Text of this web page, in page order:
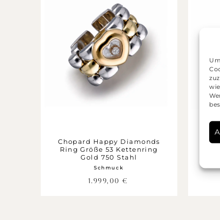
Schmuck
Chopard Happy Diamonds
Ring Größe 53 Kettenring
Gold 750 Stahl
1.999,00 €